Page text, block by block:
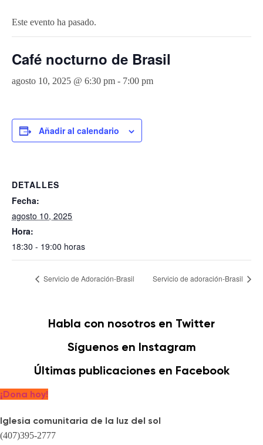
Este evento ha pasado.
Café nocturno de Brasil
agosto 10, 2025 @ 6:30 pm - 7:00 pm
Añadir al calendario
DETALLES
Fecha:
agosto 10, 2025
Hora:
18:30 - 19:00 horas
Servicio de Adoración-Brasil Servicio de adoración-Brasil
Habla con nosotros en Twitter
Síguenos en Instagram
Últimas publicaciones en Facebook
¡Dona hoy!
Iglesia comunitaria de la luz del sol
(407)395-2777